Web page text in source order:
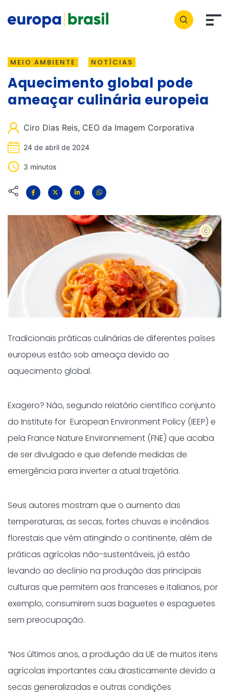
MEIO AMBIENTE NOTÍCIAS
Aquecimento global pode
ameaçar culinária europeia
Ciro Dias Reis, CEO da Imagem Corporativa
24 de abril de 2024
3 minutos
Tradicionais práticas culinárias de diferentes países
europeus estão sob ameaça devido ao
aquecimento global.
Exagero? Não, segundo relatório científico conjunto
do Institute for European Environment Policy (IEEP) e
pela France Nature Environnement (FNE) que acaba
de ser divulgado e que defende medidas de
emergência para inverter a atual trajetória.
Seus autores mostram que o aumento das
temperaturas, as secas, fortes chuvas e incêndios
florestais que vêm atingindo o continente, além de
práticas agrícolas não-sustentáveis, já estão
levando ao declínio na produção das principais
culturas que permitem aos franceses e italianos, por
exemplo, consumirem suas baguetes e espaguetes
sem preocupação.
“Nos últimos anos, a produção da UE de muitos itens
agrícolas importantes caiu drasticamente devido a
secas generalizadas e outras condições